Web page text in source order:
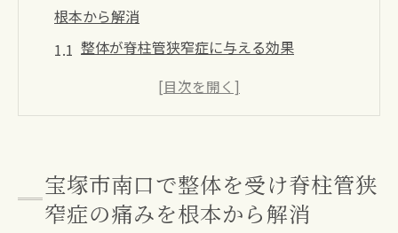
根本から解消
整体が脊柱管狭窄症に与える効果
宝塚市南口の整体院選びのポイント
患者の声から見る整体施術の評判
整体と他の治療法の比較と利点
宝塚市南口で整体を受け脊柱管狭
窄症の痛みを根本から解消